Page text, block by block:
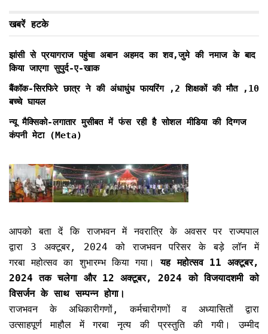
खबरें हटके
झांसी से प्रयागराज पहुंचा अबान अहमद का शव,जुमे की नमाज के बाद
किया जाएगा सुपुर्द-ए-खाक
बैंकॉक-सिरफिरे छात्र ने की अंधाधुंध फायरिंग ,2 शिक्षकों की मौत ,10
बच्चे घायल
न्यू मैक्सिको-लगातार मुसीबत में फंस रही है सोशल मीडिया की दिग्गज
कंपनी मेटा (Meta)
आपको बता दें कि राजभवन में नवरात्रि के अवसर पर राज्यपाल
द्वारा 3 अक्टूबर, 2024 को राजभवन परिसर के बड़े लॉन में
गरबा महोत्सव का शुभारम्भ किया गया।यह महोत्सव 11 अक्टूबर,
2024 तक चलेगा और 12 अक्टूबर, 2024 को विजयादशमी को
विसर्जन के साथ सम्पन्न होगा।
राजभवन के अधिकारीगणों, कर्मचारीगणों व अध्यासितों द्वारा
उत्साहपूर्ण माहौल में गरबा नृत्य की प्रस्तुति की गयी। उम्मीद